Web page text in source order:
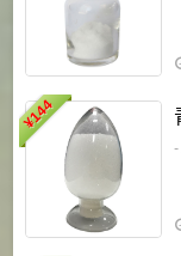
¥
144
-